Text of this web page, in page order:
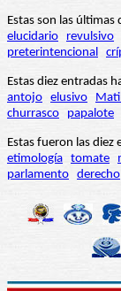
Estas son las
elucidario
revulsivo
preterintencional
Estas diez entradas
antojo elusivo
churrasco
papalote
Estas fueron las diez
etimología tomate
parlamento derecho